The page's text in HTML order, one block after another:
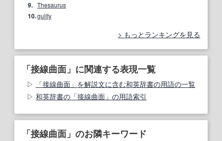
9. Thesaurus
10.guilty
もっとランキングを見る
「接線曲面」に関連する表現一覧
「接線曲面」を解説文に含む和英辞書の用語の一覧
和英辞書の「接線曲面」の用語索引
「接線曲面」のお隣キーワード